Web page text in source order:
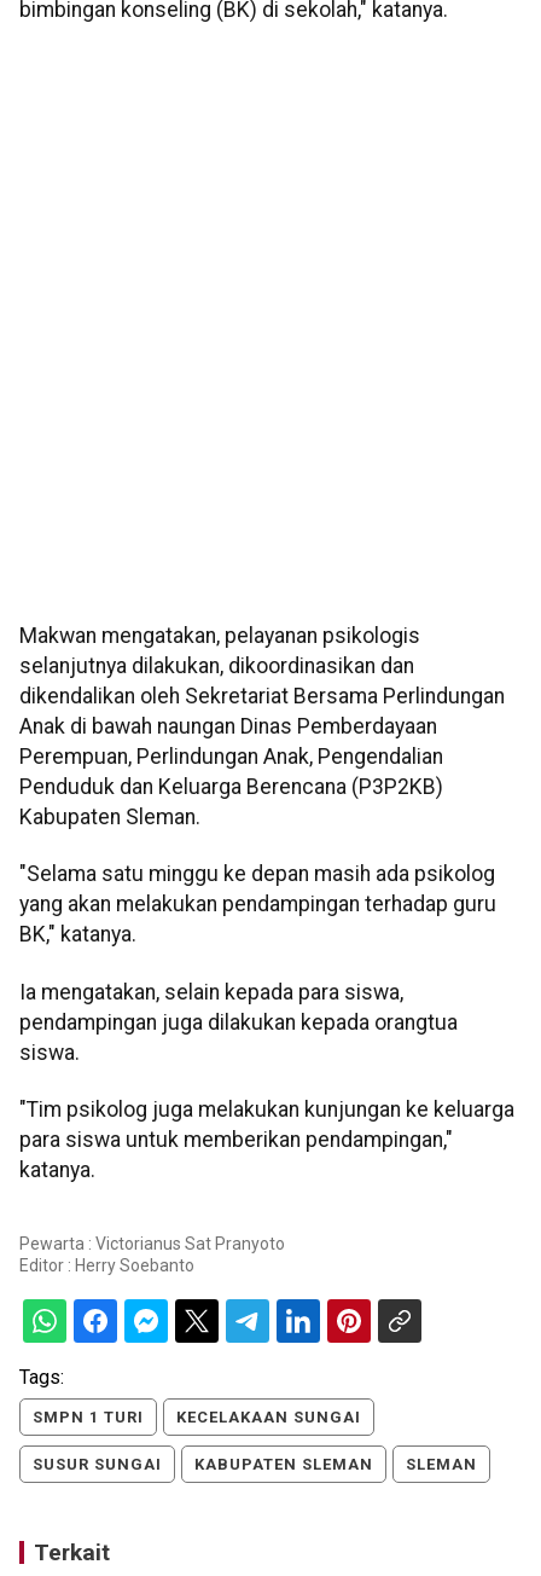
bimbingan konseling (BK) di sekolah," katanya.
Makwan mengatakan, pelayanan psikologis
selanjutnya dilakukan, dikoordinasikan dan
dikendalikan oleh Sekretariat Bersama Perlindungan
Anak di bawah naungan Dinas Pemberdayaan
Perempuan, Perlindungan Anak, Pengendalian
Penduduk dan Keluarga Berencana (P3P2KB)
Kabupaten Sleman.
"Selama satu minggu ke depan masih ada psikolog
yang akan melakukan pendampingan terhadap guru
BK," katanya.
Ia mengatakan, selain kepada para siswa,
pendampingan juga dilakukan kepada orangtua
siswa.
"Tim psikolog juga melakukan kunjungan ke keluarga
para siswa untuk memberikan pendampingan,"
katanya.
Pewarta : Victorianus Sat Pranyoto
Editor : Herry Soebanto
Tags:
SMPN 1 TURI KECELAKAAN SUNGAI
SUSUR SUNGAI KABUPATEN SLEMAN SLEMAN
Terkait